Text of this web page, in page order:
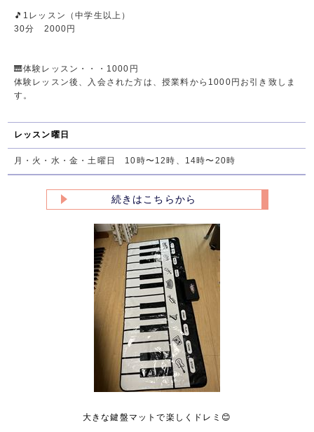
🎵1レッスン（中学生以上）
30分 2000円
🎹体験レッスン・・・1000円
体験レッスン後、入会された方は、授業料から1000円お引き致しま
す。
レッスン曜日
月・火・水・金・土曜日 10時〜12時、14時〜20時
続きはこちらから
大きな鍵盤マットで楽しくドレミ😊